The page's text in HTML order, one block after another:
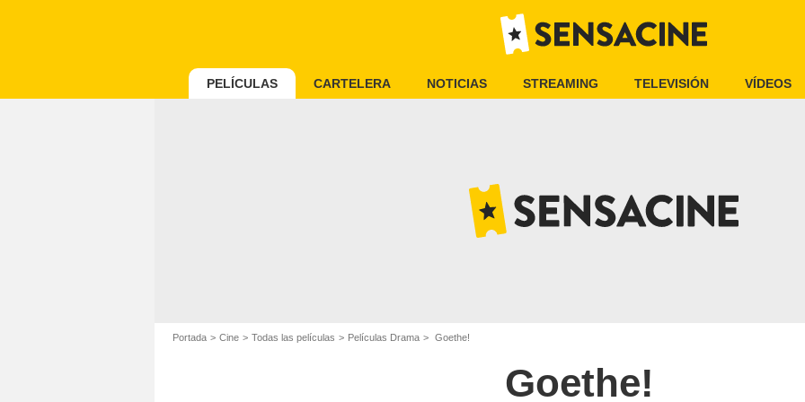
PELÍCULAS CARTELERA NOTICIAS STREAMING TELEVISIÓN VÍDEOS
Portada Cine Todas las películas Películas Drama Goethe!
Goethe!